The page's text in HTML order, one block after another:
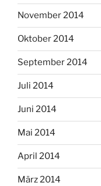
November 2014
Oktober 2014
September 2014
Juli 2014
Juni 2014
Mai 2014
April 2014
März 2014